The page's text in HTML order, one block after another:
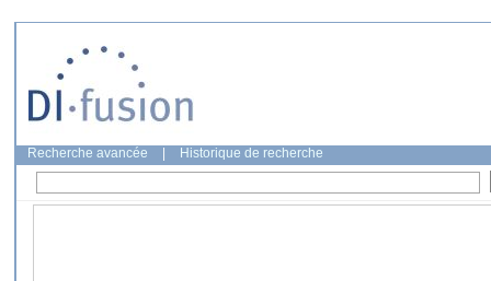
Recherche avancée Historique de recherche